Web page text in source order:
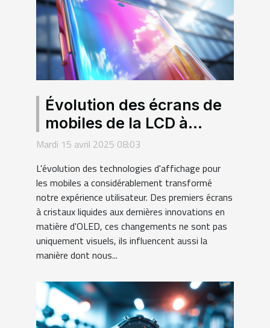
Évolution des écrans de
mobiles de la LCD à
l'OLED les nouveautés
Mardi 15 avril 2025 08:03
L'évolution des technologies d'affichage pour
les mobiles a considérablement transformé
notre expérience utilisateur. Des premiers écrans
à cristaux liquides aux dernières innovations en
matière d'OLED, ces changements ne sont pas
uniquement visuels, ils influencent aussi la
manière dont nous...